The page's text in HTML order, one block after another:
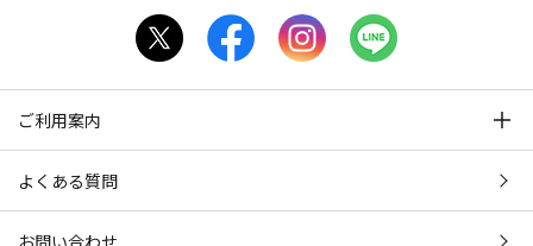
ご利用案内
よくある質問